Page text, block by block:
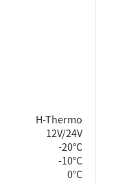
H-Thermo
12V/24V
-20°C
-10°C
0°C